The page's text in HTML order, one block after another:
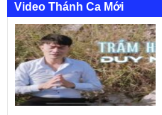
Video Thánh Ca Mới